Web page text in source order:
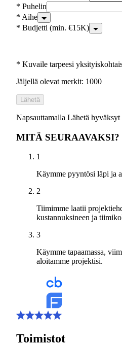
* Puhelin
* Aihe
* Budjetti (min. €15K)
* Kuvaile tarpeesi
Jäljellä olevat merkit: 1000
Lähetä
Napsauttamalla Lähetä hyväksyt
MITÄ SEURAAVAKSI?
1
Käymme pyyntösi läpi ja
2
Tiimimme laatii
kustannuksineen ja
3
Käymme tapaamassa,
aloitamme projektisi.
Toimistot